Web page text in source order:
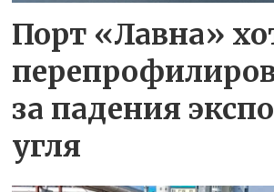
Порт «Лавна»
за падения
угля